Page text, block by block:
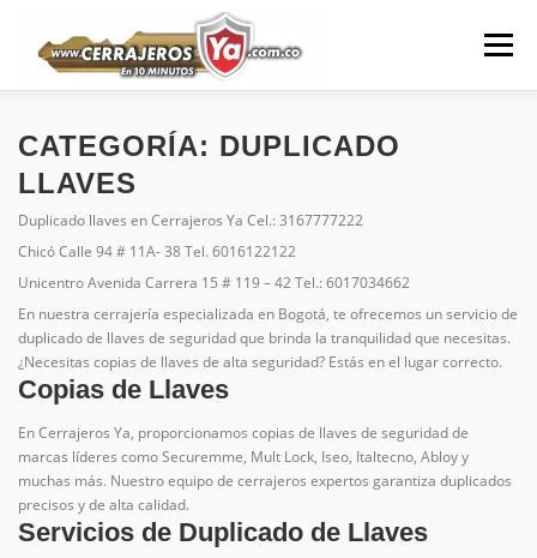
contenido
Menú
CERRAJEROS YA CERRAJERÍA URGENCIAS 24 HORAS
PUERTAS BLINDADAS CAJAS FUERTES BOGOTA
CERRAJEROS CONTÁCTENOS SECUREMME
CATEGORÍA: DUPLICADO
LLAVES
Duplicado llaves en Cerrajeros Ya Cel.: 3167777222
Chicó Calle 94 # 11A- 38 Tel. 6016122122
Unicentro Avenida Carrera 15 # 119 – 42 Tel.: 6017034662
En nuestra cerrajería especializada en Bogotá, te ofrecemos un servicio de
duplicado de llaves de seguridad que brinda la tranquilidad que necesitas.
¿Necesitas copias de llaves de alta seguridad? Estás en el lugar correcto.
Copias de Llaves
En Cerrajeros Ya, proporcionamos copias de llaves de seguridad de
marcas líderes como Securemme, Mult Lock, Iseo, Italtecno, Abloy y
muchas más. Nuestro equipo de cerrajeros expertos garantiza duplicados
precisos y de alta calidad.
Servicios de Duplicado de Llaves